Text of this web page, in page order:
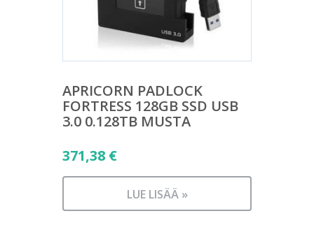
APRICORN PADLOCK
FORTRESS 128GB SSD USB
3.0 0.128TB MUSTA
371,38 €
LUE LISÄÄ »